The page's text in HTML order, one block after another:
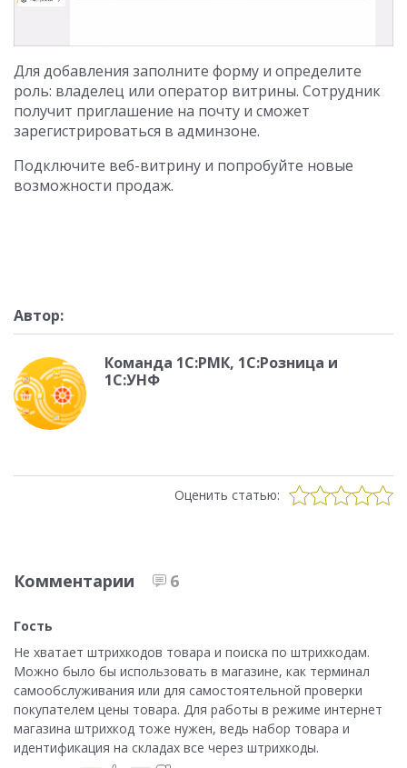
Для добавления заполните форму и определите
роль: владелец или оператор витрины. Сотрудник
получит приглашение на почту и сможет
зарегистрироваться в админзоне.
Подключите веб-витрину и попробуйте новые
возможности продаж.
Автор:
Команда 1С:РМК, 1С:Розница и
1С:УНФ
Оценить статью:
Комментарии 6
Гость
Не хватает штрихкодов товара и поиска по штрихкодам.
Можно было бы использовать в магазине, как терминал
самообслуживания или для самостоятельной проверки
покупателем цены товара. Для работы в режиме интернет
магазина штрихкод тоже нужен, ведь набор товара и
идентификация на складах все через штрихкоды.